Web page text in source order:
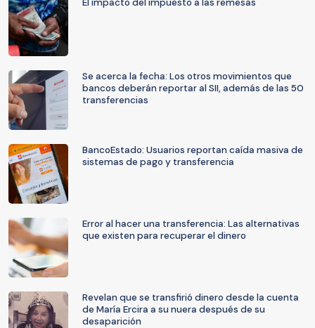
El impacto del impuesto a las remesas
Se acerca la fecha: Los otros movimientos que
bancos deberán reportar al SII, además de las 50
transferencias
BancoEstado: Usuarios reportan caída masiva de
sistemas de pago y transferencia
Error al hacer una transferencia: Las alternativas
que existen para recuperar el dinero
Revelan que se transfirió dinero desde la cuenta
de María Ercira a su nuera después de su
desaparición